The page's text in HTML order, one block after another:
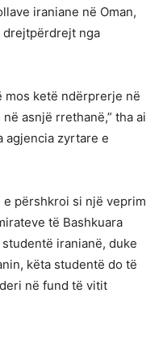
iraniane në Oman,
nga
mos ketë ndërprerje në
asnjë rrethanë,” tha ai
agjencia zyrtare e
përshkroi si një veprim
të Bashkuara
iranianë, duke
këta studentë do të
në fund të vitit